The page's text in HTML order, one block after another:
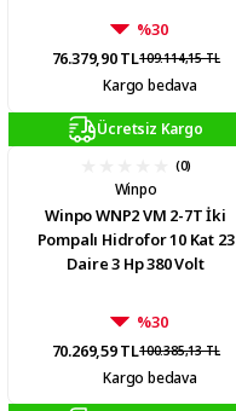
%30
76.379,90 TL109.114,15 TL
Kargo bedava
Ücretsiz Kargo
(0)
Winpo
Winpo WNP2 VM 2-7T İki
Pompalı Hidrofor 10 Kat 23
Daire 3 Hp 380 Volt
%30
70.269,59 TL100.385,13 TL
Kargo bedava